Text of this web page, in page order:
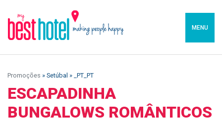
MENU
Promoções » Setúbal » _PT_PT
ESCAPADINHA
BUNGALOWS ROMÂNTICOS